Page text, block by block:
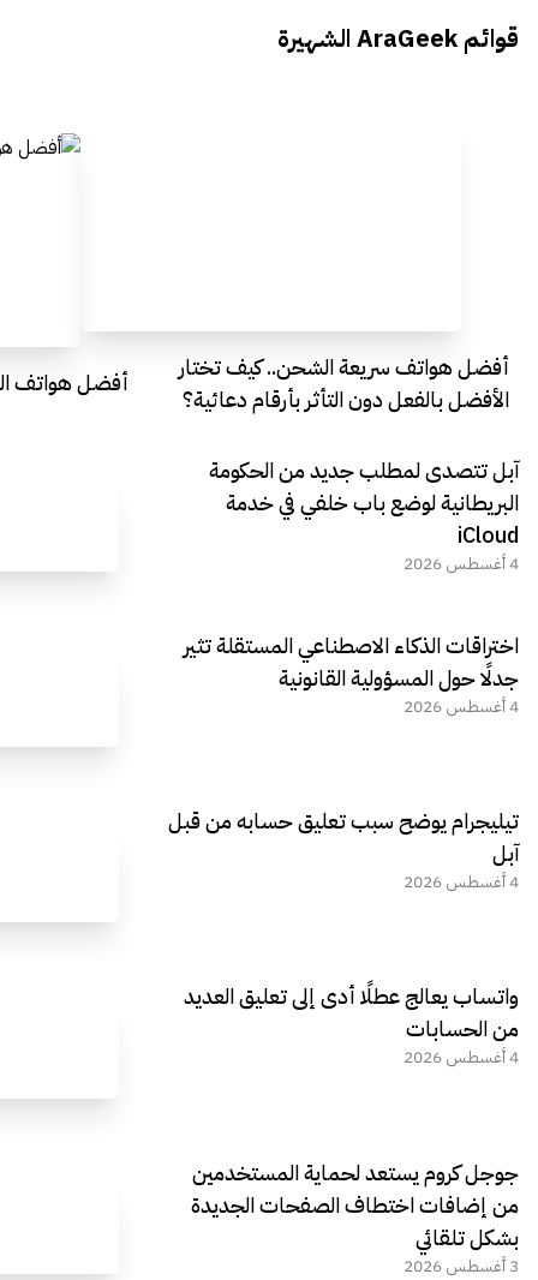
Everything Egypt
قوائم AraGeek الشهيرة
أفضل هواتف سريعة الشحن.. كيف تختار
الأفضل بالفعل دون التأثر بأرقام دعائية؟
أفضل هواتف
آبل تتصدى لمطلب جديد من الحكومة
البريطانية لوضع باب خلفي في خدمة
iCloud
4 أغسطس 2026
اختراقات الذكاء الاصطناعي المستقلة تثير
جدلًا حول المسؤولية القانونية
4 أغسطس 2026
تيليجرام يوضح سبب تعليق حسابه من قبل
آبل
4 أغسطس 2026
واتساب يعالج عطلًا أدى إلى تعليق العديد
من الحسابات
4 أغسطس 2026
جوجل كروم يستعد لحماية المستخدمين
من إضافات اختطاف الصفحات الجديدة
بشكل تلقائي
3 أغسطس 2026